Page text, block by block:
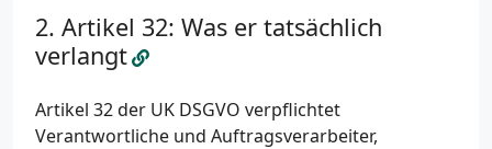
Artikel 32: Was er tatsächlich
verlangt
Artikel 32 der UK DSGVO verpflichtet
Verantwortliche und Auftragsverarbeiter,